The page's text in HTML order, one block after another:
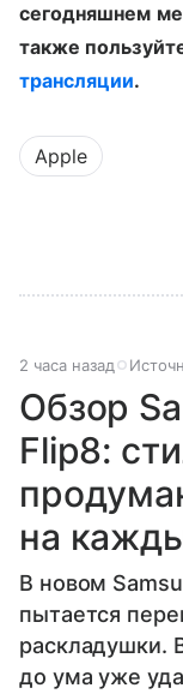
сегодняшнем
также
трансляции.
Apple
2 часа назад
Обзор
Flip8:
на
В новом
пытается
раскладушки.
до ума уже